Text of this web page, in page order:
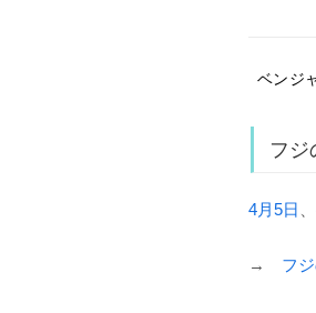
ベンジ
フジ
4月5日
→ フ